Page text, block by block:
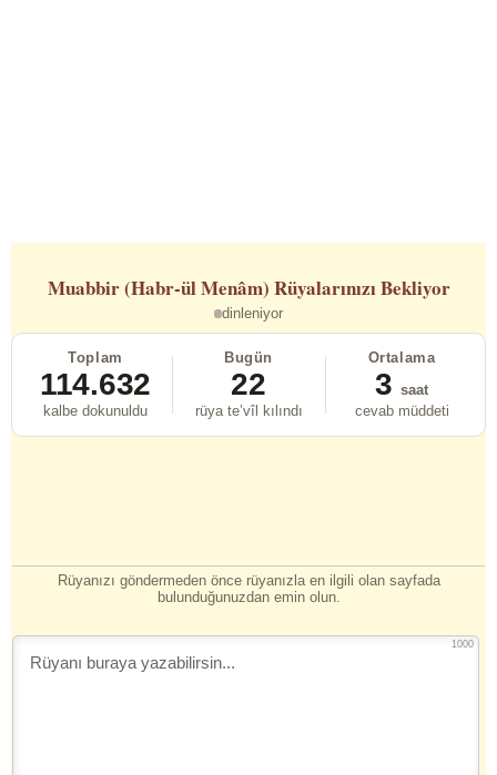
Muabbir (Habr-ül Menâm) Rüyalarınızı Bekliyor
dinleniyor
Toplam
114.632
kalbe dokunuldu
Bugün
22
rüya te’vîl kılındı
Ortalama
3 saat
cevab müddeti
Rüyanızı göndermeden önce rüyanızla en ilgili olan sayfada
bulunduğunuzdan emin olun.
1000